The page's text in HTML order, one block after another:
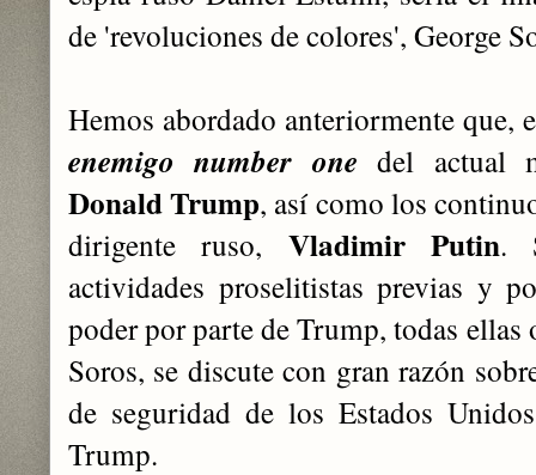
de 'revoluciones de colores', George
Hemos abordado anteriormente que,
enemigo number one del actual
Donald Trump, así como los
dirigente ruso, Vladimir Putin.
actividades proselitistas previas y
poder por parte de Trump, todas
Soros, se discute con gran razón
de seguridad de los Estados
Trump.